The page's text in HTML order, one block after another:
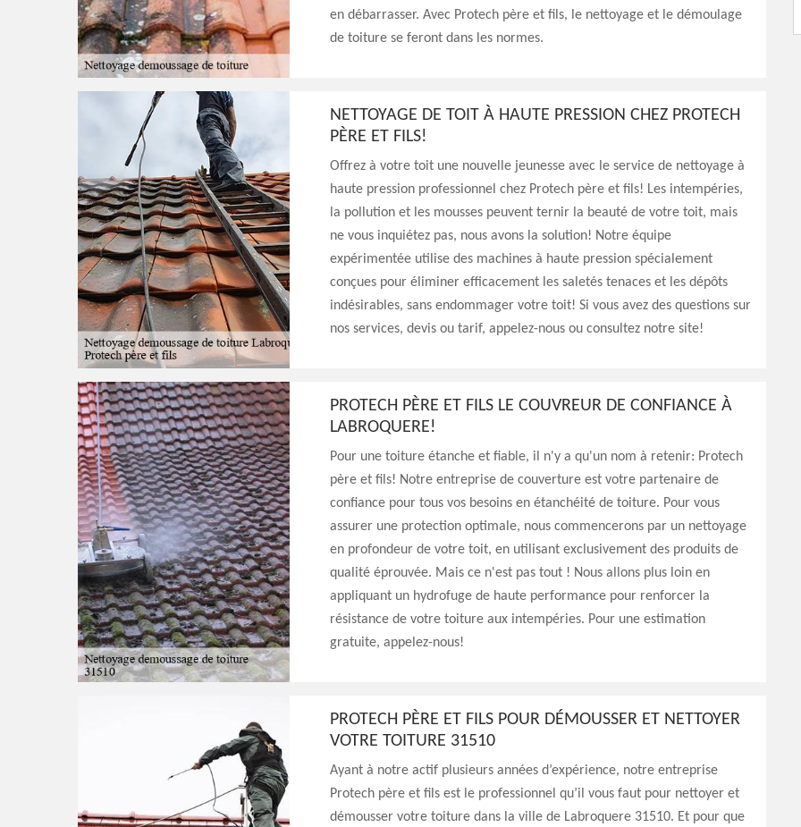
en débarrasser. Avec Protech père et fils, le nettoyage et le démoulage
de toiture se feront dans les normes.
NETTOYAGE DE TOIT À HAUTE PRESSION CHEZ PROTECH
PÈRE ET FILS!
Offrez à votre toit une nouvelle jeunesse avec le service de nettoyage à
haute pression professionnel chez Protech père et fils! Les intempéries,
la pollution et les mousses peuvent ternir la beauté de votre toit, mais
ne vous inquiétez pas, nous avons la solution! Notre équipe
expérimentée utilise des machines à haute pression spécialement
conçues pour éliminer efficacement les saletés tenaces et les dépôts
indésirables, sans endommager votre toit! Si vous avez des questions sur
nos services, devis ou tarif, appelez-nous ou consultez notre site!
PROTECH PÈRE ET FILS LE COUVREUR DE CONFIANCE À
LABROQUERE!
Pour une toiture étanche et fiable, il n'y a qu'un nom à retenir: Protech
père et fils! Notre entreprise de couverture est votre partenaire de
confiance pour tous vos besoins en étanchéité de toiture. Pour vous
assurer une protection optimale, nous commencerons par un nettoyage
en profondeur de votre toit, en utilisant exclusivement des produits de
qualité éprouvée. Mais ce n'est pas tout ! Nous allons plus loin en
appliquant un hydrofuge de haute performance pour renforcer la
résistance de votre toiture aux intempéries. Pour une estimation
gratuite, appelez-nous!
PROTECH PÈRE ET FILS POUR DÉMOUSSER ET NETTOYER
VOTRE TOITURE 31510
Ayant à notre actif plusieurs années d’expérience, notre entreprise
Protech père et fils est le professionnel qu’il vous faut pour nettoyer et
démousser votre toiture dans la ville de Labroquere 31510. Et pour que